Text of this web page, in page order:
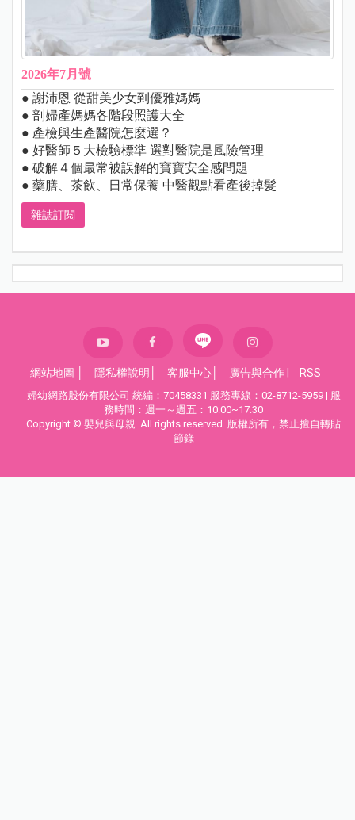
2026年7月號
● 謝沛恩 從甜美少女到優雅媽媽
● 剖婦產媽媽各階段照護大全
● 產檢與生產醫院怎麼選？
● 好醫師５大檢驗標準 選對醫院是風險管理
● 破解４個最常被誤解的寶寶安全感問題
● 藥膳、茶飲、日常保養 中醫觀點看產後掉髮
雜誌訂閱
網站地圖 隱私權說明 客服中心 廣告與合作| RSS
婦幼網路股份有限公司 統編：70458331 服務專線：02-8712-5959 | 服
務時間：週一～週五：10:00~17:30
Copyright © 嬰兒與母親. All rights reserved. 版權所有，禁止擅自轉貼
節錄